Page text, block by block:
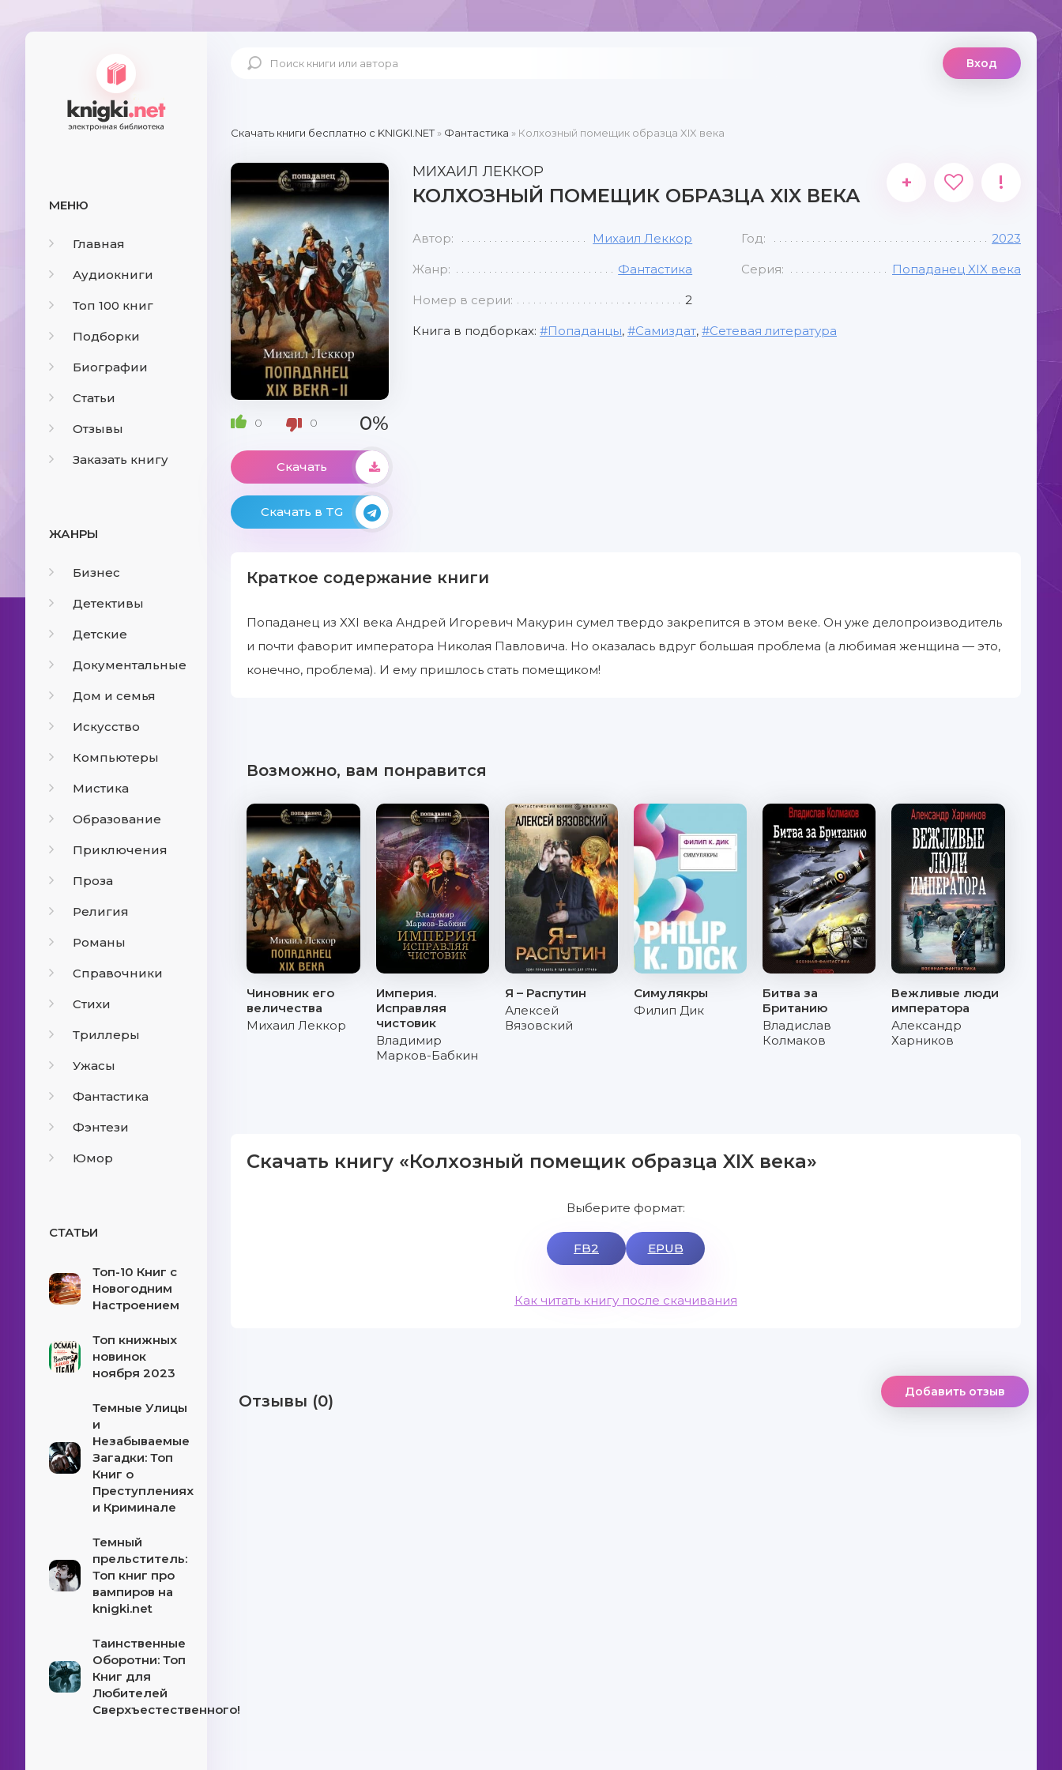
МЕНЮ
Главная
Аудиокниги
Топ 100 книг
Подборки
Биографии
Статьи
Отзывы
Заказать книгу
ЖАНРЫ
Бизнес
Детективы
Детские
Документальные
Дом и семья
Искусство
Компьютеры
Мистика
Образование
Приключения
Проза
Религия
Романы
Справочники
Стихи
Триллеры
Ужасы
Фантастика
Фэнтези
Юмор
СТАТЬИ
Топ-10 Книг с
Новогодним
Настроением
Топ книжных
новинок
ноября 2023
Темные Улицы
и
Незабываемые
Загадки: Топ
Книг о
Преступлениях
и Криминале
Темный
прельститель:
Топ книг про
вампиров на
knigki.net
Таинственные
Оборотни: Топ
Книг для
Любителей
Сверхъестественного!
Вход
Скачать книги бесплатно c KNIGKI.NET» Фантастика » Колхозный помещик образца XIX века
0 0 0%
Скачать
Скачать в TG
МИХАИЛ ЛЕККОР
КОЛХОЗНЫЙ ПОМЕЩИК ОБРАЗЦА XIX ВЕКА
+ !
Автор: Михаил Леккор Год: 2023
Жанр: Фантастика Серия: Попаданец XIX века
Номер в серии: 2
Книга в подборках: Попаданцы, Самиздат, Сетевая литература
Краткое содержание книги
Попаданец из XXI века Андрей Игоревич Макурин сумел твердо закрепится в этом веке. Он уже делопроизводитель
и почти фаворит императора Николая Павловича. Но оказалась вдруг большая проблема (а любимая женщина — это,
конечно, проблема). И ему пришлось стать помещиком!
Возможно, вам понравится
Чиновник его
величества
Михаил Леккор
Империя.
Исправляя
чистовик
Владимир
Марков-Бабкин
Я – Распутин
Алексей
Вязовский
Симулякры
Филип Дик
Битва за
Британию
Владислав
Колмаков
Вежливые люди
императора
Александр
Харников
Скачать книгу «Колхозный помещик образца XIX века»
Выберите формат:
FB2 EPUB
Как читать книгу после скачивания
Отзывы (0) Добавить отзыв